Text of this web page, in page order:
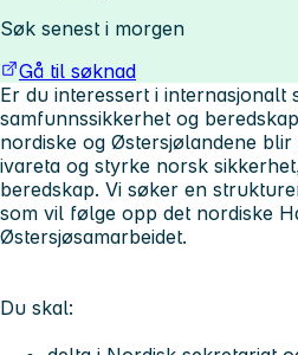
Søk senest i morgen
Gå til søknad
Er du interessert i internasjonalt
samfunnssikkerhet og
nordiske og Østersjølandene
ivareta og styrke norsk
beredskap. Vi søker en
som vil følge opp det nordiske
Østersjøsamarbeidet.
Du skal: